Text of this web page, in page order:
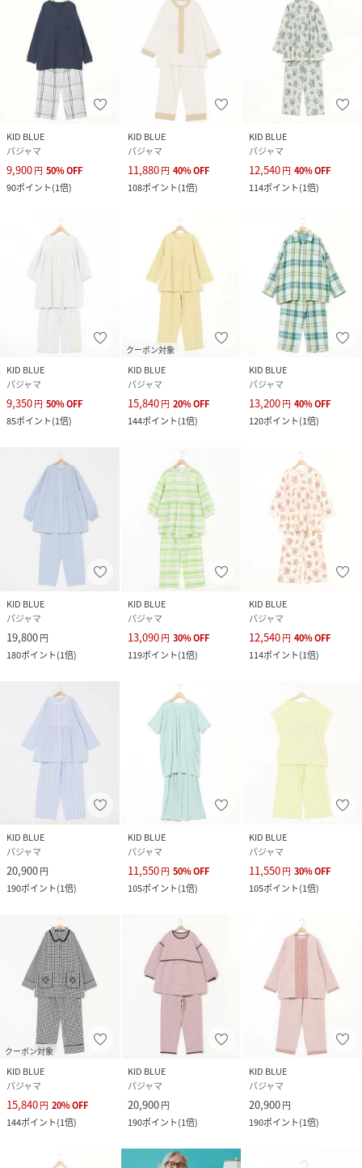
KID BLUE
パジャマ
9,900円 50%OFF
90ポイント(1倍)
KID BLUE
パジャマ
11,880円 40%OFF
108ポイント(1倍)
KID BLUE
パジャマ
12,540円 40%OFF
114ポイント(1倍)
KID BLUE
パジャマ
9,350円 50%OFF
85ポイント(1倍)
クーポン対象
KID BLUE
パジャマ
15,840円 20%OFF
144ポイント(1倍)
KID BLUE
パジャマ
13,200円 40%OFF
120ポイント(1倍)
KID BLUE
パジャマ
19,800円
180ポイント(1倍)
KID BLUE
パジャマ
13,090円 30%OFF
119ポイント(1倍)
KID BLUE
パジャマ
12,540円 40%OFF
114ポイント(1倍)
KID BLUE
パジャマ
20,900円
190ポイント(1倍)
KID BLUE
パジャマ
11,550円 50%OFF
105ポイント(1倍)
KID BLUE
パジャマ
11,550円 30%OFF
105ポイント(1倍)
クーポン対象
KID BLUE
パジャマ
15,840円 20%OFF
144ポイント(1倍)
KID BLUE
パジャマ
20,900円
190ポイント(1倍)
KID BLUE
パジャマ
20,900円
190ポイント(1倍)